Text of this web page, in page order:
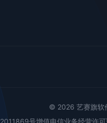
© 2026 艺赛旗软
号增值电信业务经营许